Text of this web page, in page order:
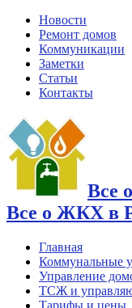
Новости
Ремонт домов
Коммуникации
Заметки
Статьи
Контакты
Все
Все о ЖКХ в
Главная
Коммунальные
Управление
ТСЖ и
Тарифы и цены